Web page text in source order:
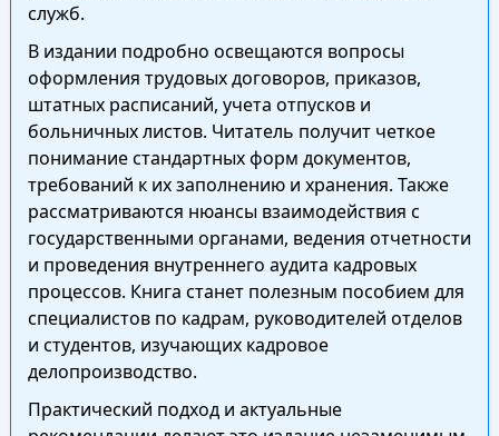
служб.
В издании подробно освещаются вопросы
оформления трудовых договоров, приказов,
штатных расписаний, учета отпусков и
больничных листов. Читатель получит четкое
понимание стандартных форм документов,
требований к их заполнению и хранения. Также
рассматриваются нюансы взаимодействия с
государственными органами, ведения отчетности
и проведения внутреннего аудита кадровых
процессов. Книга станет полезным пособием для
специалистов по кадрам, руководителей отделов
и студентов, изучающих кадровое
делопроизводство.
Практический подход и актуальные